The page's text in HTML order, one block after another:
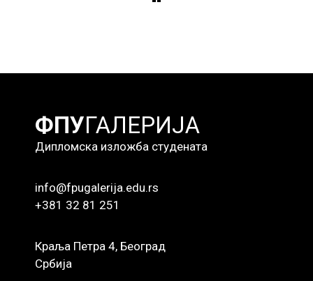
ФПУГАЛЕРИЈА
Дипломска изложба студената
info@fpugalerija.edu.rs
+381 32 81 251
Краља Петра 4, Београд
Србија